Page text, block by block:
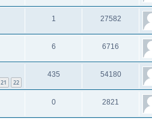
1 27582
6 6716
21 22
435 54180
0 2821